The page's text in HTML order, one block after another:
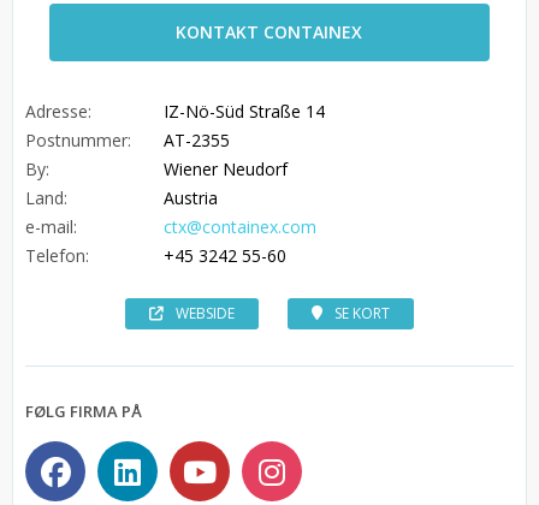
KONTAKT CONTAINEX
Adresse:
IZ-Nö-Süd Straße 14
Postnummer:
AT-2355
By:
Wiener Neudorf
Land:
Austria
e-mail:
ctx@containex.com
Telefon:
+45 3242 55-60
WEBSIDE SE KORT
FØLG FIRMA PÅ